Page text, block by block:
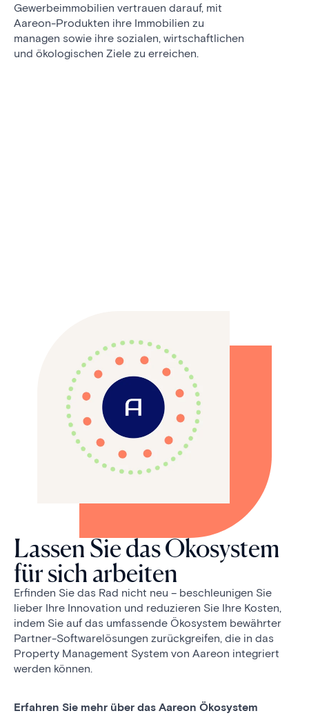
Gewerbeimmobilien vertrauen darauf, mit
Aareon-Produkten ihre Immobilien zu
managen sowie ihre sozialen, wirtschaftlichen
und ökologischen Ziele zu erreichen.
Lassen Sie das Ökosystem
für sich arbeiten
Erfinden Sie das Rad nicht neu – beschleunigen Sie
lieber Ihre Innovation und reduzieren Sie Ihre Kosten,
indem Sie auf das umfassende Ökosystem bewährter
Partner-Softwarelösungen zurückgreifen, die in das
Property Management System von Aareon integriert
werden können.
Erfahren Sie mehr über das Aareon Ökosystem